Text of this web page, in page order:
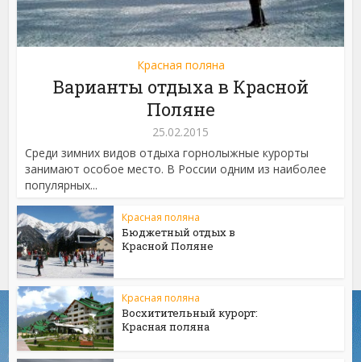
Красная поляна
Варианты отдыха в Красной
Поляне
25.02.2015
Среди зимних видов отдыха горнолыжные курорты
занимают особое место. В России одним из наиболее
популярных...
Красная поляна
Бюджетный отдых в
Красной Поляне
Красная поляна
Восхитительный курорт:
Красная поляна